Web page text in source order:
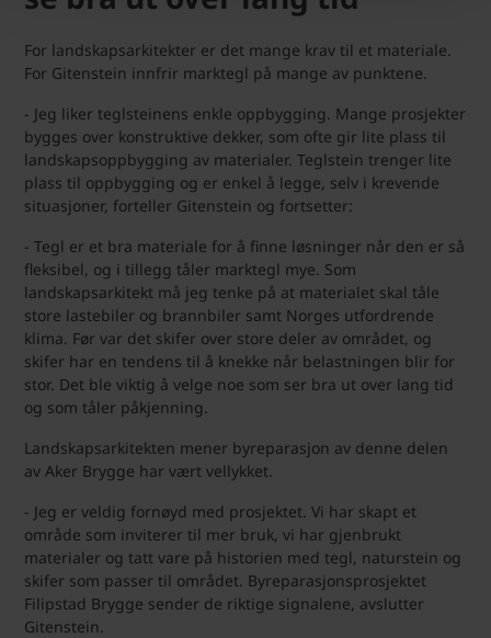
For landskapsarkitekter er det mange krav til et materiale.
For Gitenstein innfrir marktegl på mange av punktene.
- Jeg liker teglsteinens enkle oppbygging. Mange prosjekter
bygges over konstruktive dekker, som ofte gir lite plass til
landskapsoppbygging av materialer. Teglstein trenger lite
plass til oppbygging og er enkel å legge, selv i krevende
situasjoner, forteller Gitenstein og fortsetter:
- Tegl er et bra materiale for å finne løsninger når den er så
fleksibel, og i tillegg tåler marktegl mye. Som
landskapsarkitekt må jeg tenke på at materialet skal tåle
store lastebiler og brannbiler samt Norges utfordrende
klima. Før var det skifer over store deler av området, og
skifer har en tendens til å knekke når belastningen blir for
stor. Det ble viktig å velge noe som ser bra ut over lang tid
og som tåler påkjenning.
Landskapsarkitekten mener byreparasjon av denne delen
av Aker Brygge har vært vellykket.
- Jeg er veldig fornøyd med prosjektet. Vi har skapt et
område som inviterer til mer bruk, vi har gjenbrukt
materialer og tatt vare på historien med tegl, naturstein og
skifer som passer til området. Byreparasjonsprosjektet
Filipstad Brygge sender de riktige signalene, avslutter
Gitenstein.